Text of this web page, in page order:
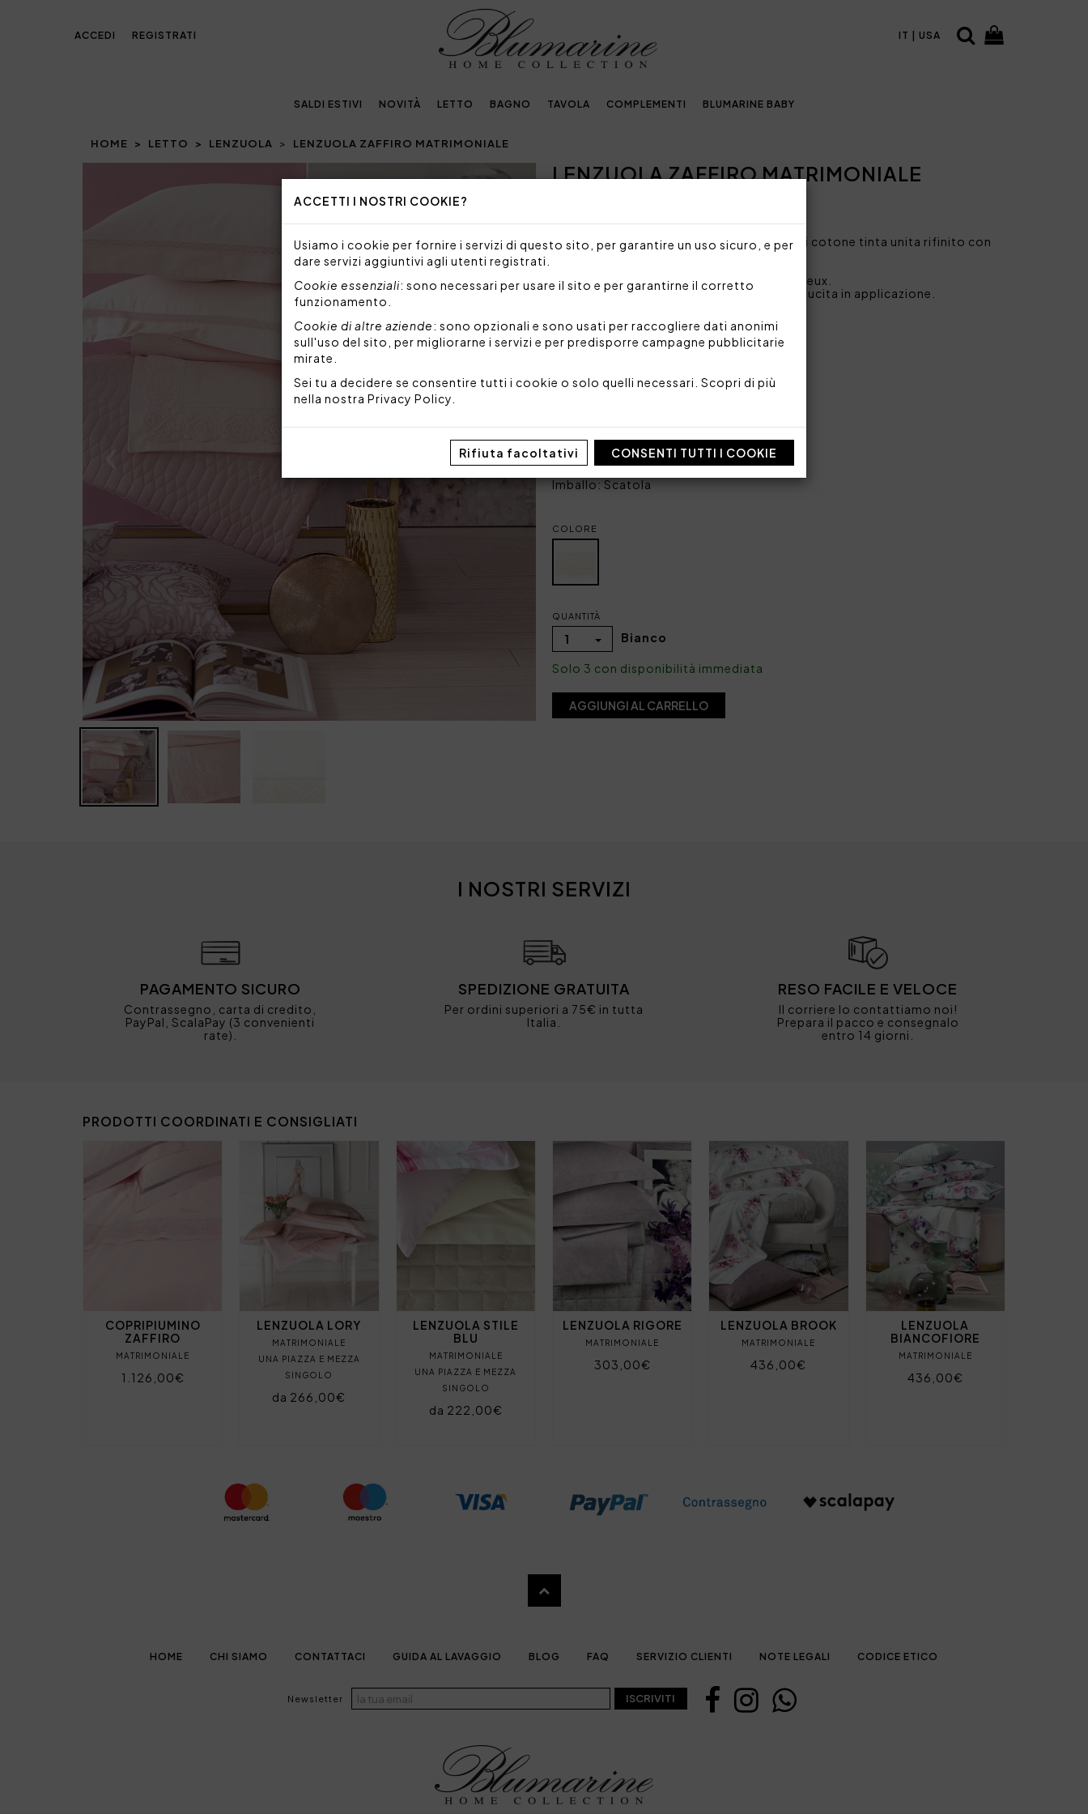
ACCETTI I NOSTRI COOKIE?
Usiamo i cookie per fornire i servizi di questo sito, per garantire un uso sicuro, e per
dare servizi aggiuntivi agli utenti registrati.
Cookie essenziali: sono necessari per usare il sito e per garantirne il corretto
funzionamento.
Cookie di altre aziende: sono opzionali e sono usati per raccogliere dati anonimi
sull'uso del sito, per migliorarne i servizi e per predisporre campagne pubblicitarie
mirate.
Sei tu a decidere se consentire tutti i cookie o solo quelli necessari. Scopri di più
nella nostra Privacy Policy
Rifiuta facoltativi CONSENTI TUTTI I COOKIE
ACCEDI REGISTRATI IT | USA
SALDI ESTIVI NOVITÀ LETTO BAGNO TAVOLA COMPLEMENTI BLUMARINE BABY
HOME LETTO LENZUOLA LENZUOLA ZAFFIRO MATRIMONIALE
Prev NextLENZUOLA ZAFFIRO MATRIMONIALE
Completo lenzuola matrimoniale in raso di cotone tinta unita rifinito con
tulle e logo Blumarine ricamato.
Sulle federe lista di tulle rimessa in entre-deux.
Sul lenzuolo sopra balza di tulle ricamata cucita in applicazione.
Set 4 pezzi composto da:
1 lenzuolo sopra 270x290 cm
1 lenzuolo sotto teso 270x290 cm
Made in Italy
Imballo: Scatola
COLORE
QUANTITÀ
1 Bianco
Solo 3 con disponibilità immediata
AGGIUNGI AL CARRELLO
I NOSTRI SERVIZI
PAGAMENTO SICURO
Contrassegno, carta di credito,
PayPal, ScalaPay (3 convenienti
rate).
SPEDIZIONE GRATUITA
Per ordini superiori a 75€ in tutta
Italia.
RESO FACILE E VELOCE
Il corriere lo contattiamo noi!
Prepara il pacco e consegnalo
entro 14 giorni.
PRODOTTI COORDINATI E CONSIGLIATI
COPRIPIUMINO
ZAFFIRO
MATRIMONIALE
1.126,00€
LENZUOLA LORY
MATRIMONIALE
UNA PIAZZA E MEZZA
SINGOLO
da 266,00€
LENZUOLA STILE
BLU
MATRIMONIALE
UNA PIAZZA E MEZZA
SINGOLO
da 222,00€
LENZUOLA RIGORE
MATRIMONIALE
303,00€
LENZUOLA BROOK
MATRIMONIALE
436,00€
LENZUOLA
BIANCOFIORE
MATRIMONIALE
436,00€
HOME CHI SIAMO CONTATTACI GUIDA AL LAVAGGIO BLOG FAQ SERVIZIO CLIENTI NOTE LEGALI CODICE ETICO
Newsletter ISCRIVITI